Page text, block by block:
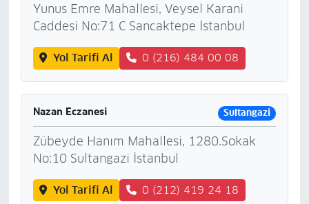
Yunus Emre Mahallesi, Veysel Karani
Caddesi No:71 C Sancaktepe İstanbul
Yol Tarifi Al 0 (216) 484 00 08
Nazan Eczanesi Sultangazi
Zübeyde Hanım Mahallesi, 1280.Sokak
No:10 Sultangazi İstanbul
Yol Tarifi Al 0 (212) 419 24 18